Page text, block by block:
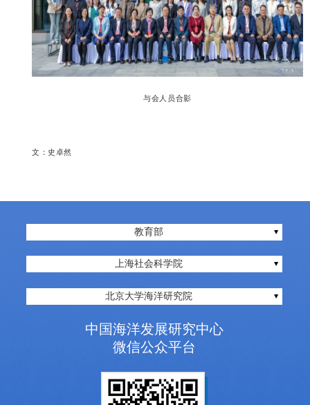
与会人员合影
文：史卓然
教育部
上海社会科学院
北京大学海洋研究院
中国海洋发展研究中心
微信公众平台